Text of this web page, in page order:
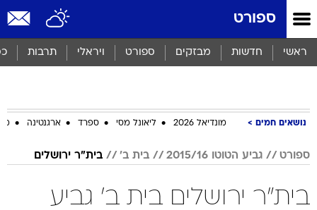
ספורט
ראשי חדשות מבזקים ספורט ויראלי תרבות
נושאים חמים מונדיאל 2026 ליאונל מסי ספרד ארגנטינה
ספורט גביע הטוטו 2015/16 בית ב' בית"ר ירושלים
בית"ר ירושלים בית ב' גביע